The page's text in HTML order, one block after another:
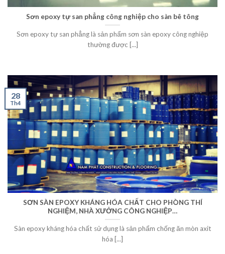
Sơn epoxy tự san phẳng công nghiệp cho sàn bê tông
Sơn epoxy tự san phẳng là sản phẩm sơn sàn epoxy công nghiệp
thường được [...]
SƠN SÀN EPOXY KHÁNG HÓA CHẤT CHO PHÒNG THÍ
NGHIỆM, NHÀ XƯỞNG CÔNG NGHIỆP…
Sàn epoxy kháng hóa chất sử dụng là sản phẩm chống ăn mòn axit
hóa [...]
28
Th4